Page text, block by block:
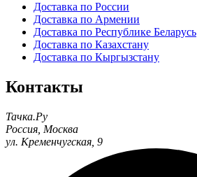
Доставка по России
Доставка по Армении
Доставка по Республике Беларусь
Доставка по Казахстану
Доставка по Кыргызстану
Контакты
Тачка.Ру
Россия Москва
ул. Кременчугская, 9